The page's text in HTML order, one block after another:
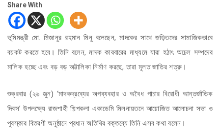
Share With
ভূমিমন্ত্রী মো. মিজানুর রহমান মিনু বলেছেন, মাদকের সাথে জড়িতদের সামাজিকভাবে
বয়কট করতে হবে। তিনি বলেন, মাদক কারবারের মাধ্যমে যারা হঠাৎ অঢেল সম্পদের
মালিক হচ্ছে এবং বড় বড় অট্টালিকা নির্মাণ করছে, তারা মূলত জাতির শত্রু।
শুক্রবার (২৬ জুন) ‘মাদকদ্রব্যের অপব্যবহার ও অবৈধ পাচার বিরোধী আন্তর্জাতিক
দিবস’ উপলক্ষ্যে রাজশাহী শিল্পকলা একাডেমি মিলনায়তনে আয়োজিত আলোচনা সভা ও
পুরস্কার বিতরণী অনুষ্ঠানে প্রধান অতিথির বক্তব্যে তিনি এসব কথা বলেন।